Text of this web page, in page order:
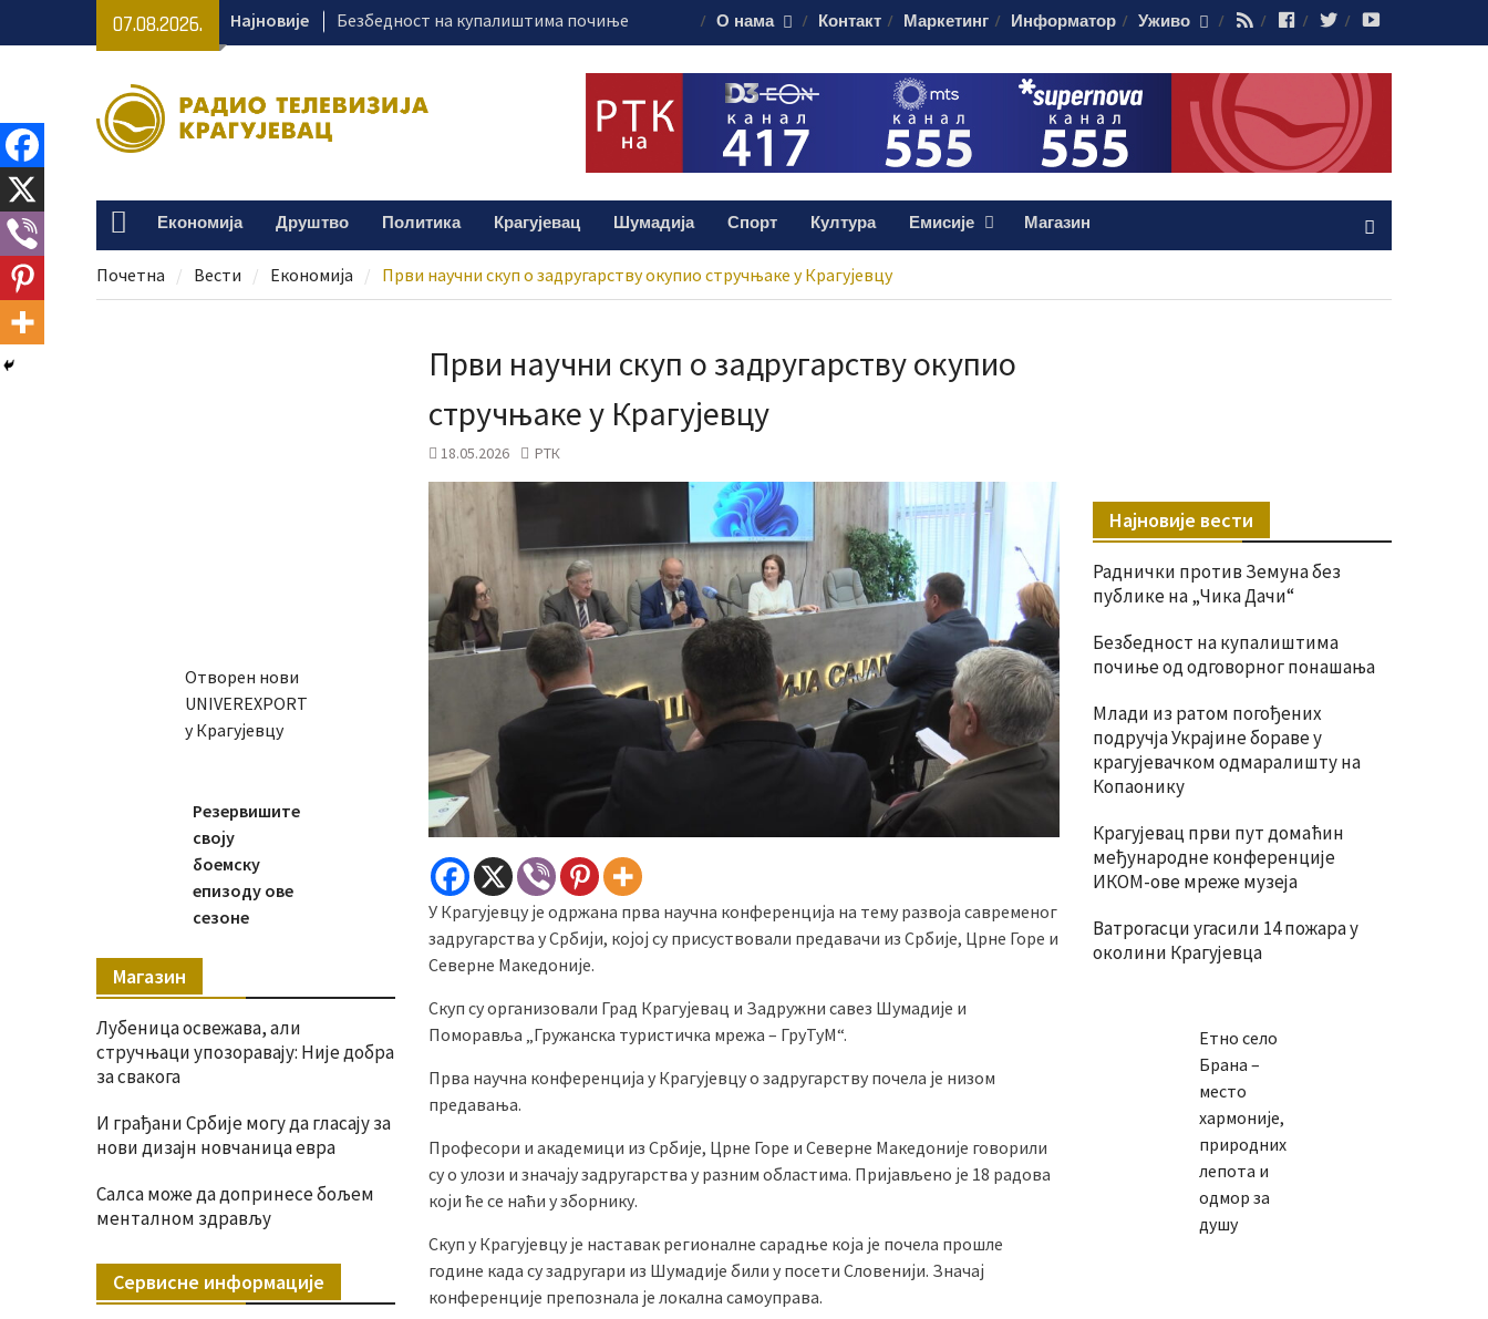
07.08.2026. Најновије
Безбедност на купалиштима почиње
од одговорног понашања
Млади из ратом погођених подручја
Украјине бораве у крагујевачком
међународне конференције ИКОМ-
ове мреже музеја
Раднички против Земуна без публике
О нама Контакт Маркетинг Информатор Уживо RSS FacebookTwitter
HomeЕкономија Друштво Политика Крагујевац Шумадија Спорт Култура Емисије Магазин
Почетна Вести Економија Први научни скуп о задругарству окупио стручњаке у Крагујевцу
Први научни скуп о задругарству окупио
стручњаке у Крагујевцу
18.05.2026 РТК
У Крагујевцу је одржана прва научна конференција на тему развоја савременог
задругарства у Србији, којој су присуствовали предавачи из Србије, Црне Горе и
Северне Македоније.
Скуп су организовали Град Крагујевац и Задружни савез Шумадије и
Поморавља „Гружанска туристичка мрежа – ГруТуМ“.
Прва научна конференција у Крагујевцу о задругарству почела је низом
предавања.
Професори и академици из Србије, Црне Горе и Северне Македоније говорили
су о улози и значају задругарства у разним областима. Пријављено је 18 радова
који ће се наћи у зборнику.
Скуп у Крагујевцу је наставак регионалне сарадње која је почела прошле
године када су задругари из Шумадије били у посети Словенији. Значај
конференције препознала је локална самоуправа.
Најновије вести
Раднички против Земуна без
публике на „Чика Дачи“
Безбедност на купалиштима
почиње од одговорног понашања
Млади из ратом погођених
подручја Украјине бораве у
крагујевачком одмаралишту на
Копаонику
Крагујевац први пут домаћин
међународне конференције
ИКОМ-ове мреже музеја
Ватрогасци угасили 14 пожара у
околини Крагујевца
Етно село
Брана –
место
хармоније,
природних
лепота и
одмор за
душу
Отворен нови
UNIVEREXPORT
у Крагујевцу
Резервишите
своју
боемску
епизоду ове
сезоне
Магазин
Лубеница освежава, али
стручњаци упозоравају: Није добра
за свакога
И грађани Србије могу да гласају за
нови дизајн новчаница евра
Салса може да допринесе бољем
менталном здрављу
Сервисне информације